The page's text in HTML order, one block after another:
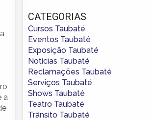
a
CATEGORIAS
Cursos Taubaté
Eventos Taubaté
Exposição Taubaté
Notícias Taubaté
Reclamações Taubaté
Serviços Taubaté
Shows Taubaté
Teatro Taubaté
Trânsito Taubaté